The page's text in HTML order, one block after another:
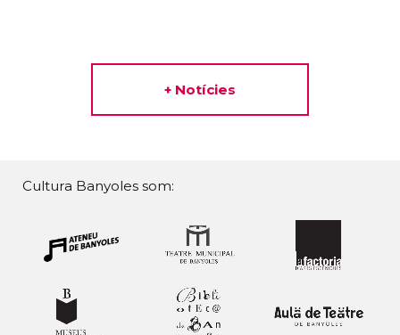
+ Notícies
Cultura Banyoles som: